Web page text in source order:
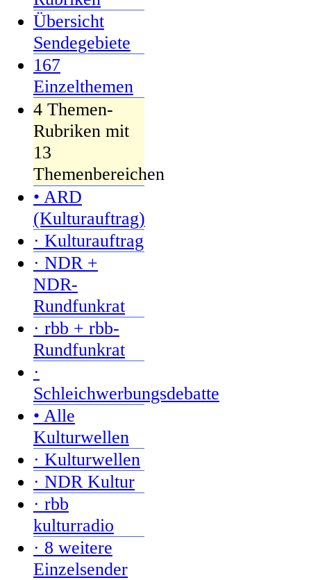
Übersicht
Sendegebiete
167
Einzelthemen
4 Themen-
Rubriken mit
13
Themenbereichen
• ARD
(Kulturauftrag)
· Kulturauftrag
· NDR +
NDR-
Rundfunkrat
· rbb + rbb-
Rundfunkrat
·
Schleichwerbungsdebatte
• Alle
Kulturwellen
· Kulturwellen
· NDR Kultur
· rbb
kulturradio
· 8 weitere
Einzelsender